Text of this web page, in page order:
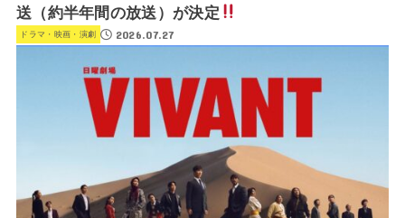
送（約半年間の放送）が決定
ドラマ・映画・演劇 2026.07.27